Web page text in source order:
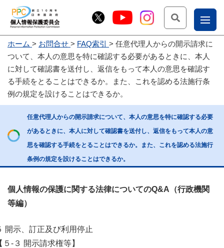
お
問
こー
じょ
ー部
ホーム お問合せ FAQ索引
任意代理人からの開示請求に
ついて、本人の意思を特に確認する必要があるときに、本人
に対して確認書を送付し、返信をもって本人の意思を確認す
る手続をとることはできるか。また、これを認める法施行条
例の規定を設けることはできるか。
任意代理人からの開示請求について、本人の意思を特に確認する必要
があるときに、本人に対して確認書を送付し、返信をもって本人の意
思を確認する手続をとることはできるか。また、これを認める法施行
条例の規定を設けることはできるか。
個人情報の保護に関する法律についてのQ&A（行政機関
等編）
開示、訂正及び利用停止
５-３ 開示請求権等】